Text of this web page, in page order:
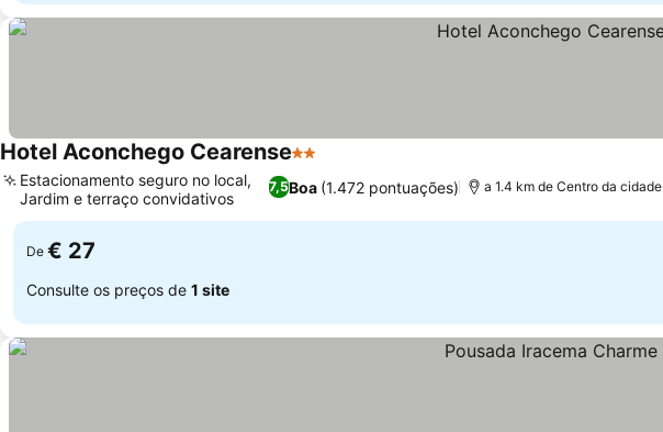
Hotel Aconchego Cearense2 Estrelas
7,5Boa (1.472 pontuações)
Estacionamento seguro no local,
Jardim e terraço convidativos
a 1.4 km de Centro da cidade
De € 27
Consulte os preços de 1 site